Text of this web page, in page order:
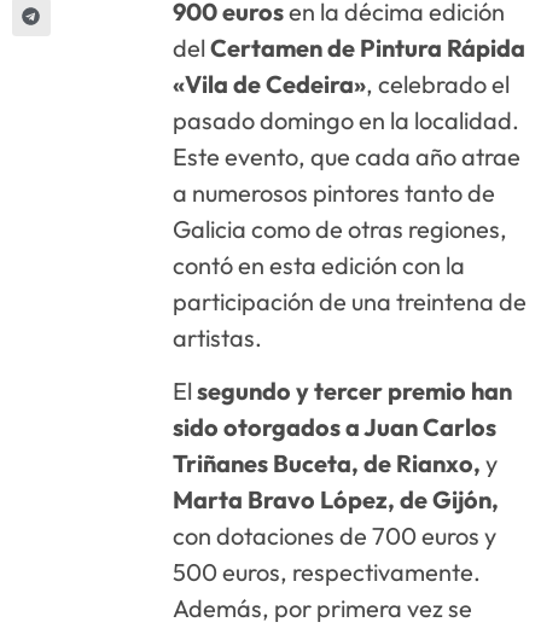
900 eurosen la décima edición
delCertamen de Pintura Rápida
«Vila de Cedeira», celebrado el
pasado domingo en la localidad.
Este evento, que cada año atrae
a numerosos pintores tanto de
Galicia como de otras regiones,
contó en esta edición con la
participación de una treintena de
artistas.
Elsegundo y tercer premio han
sido otorgados a Juan Carlos
Triñanes Buceta, de Rianxo, y
Marta Bravo López, de Gijón,
con dotaciones de 700 euros y
500 euros, respectivamente.
Además, por primera vez se